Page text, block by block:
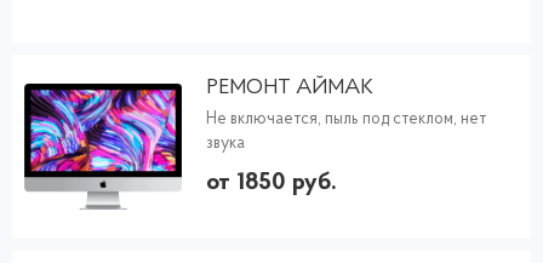
РЕМОНТ АЙМАК
Не включается, пыль под стеклом, нет
звука
от 1850 руб.